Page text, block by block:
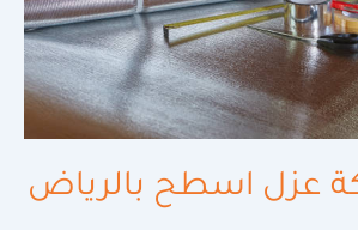
عزل اسطح بالرياض